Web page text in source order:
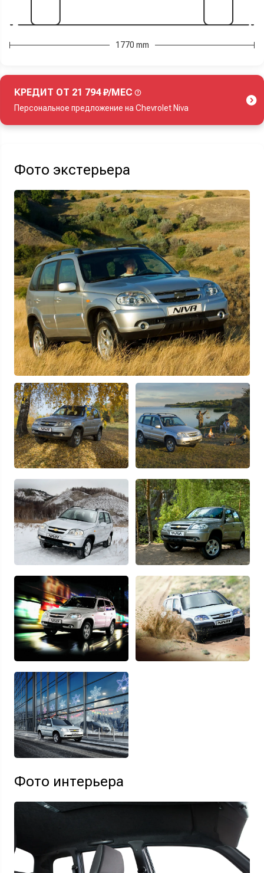
1770 mm
КРЕДИТ ОТ 21 794 ₽/МЕС
Персональное предложение на Chevrolet Niva
Узнать выгоду
Отправляя данную форму Вы даетесогласие на обработку
своих
персональных данных
Фото экстерьера
Фото интерьера